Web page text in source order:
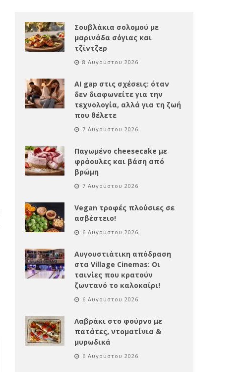
Σουβλάκια σολομού με
μαρινάδα σόγιας και
τζίντζερ
8 Αυγούστου 2026
AI gap στις σχέσεις: όταν
δεν διαφωνείτε για την
τεχνολογία, αλλά για τη ζωή
που θέλετε
7 Αυγούστου 2026
Παγωμένο cheesecake με
φράουλες και βάση από
βρώμη
7 Αυγούστου 2026
Vegan τροφές πλούσιες σε
ασβέστειο!
6 Αυγούστου 2026
Αυγουστιάτικη απόδραση
στα Village Cinemas: Οι
ταινίες που κρατούν
ζωντανό το καλοκαίρι!
6 Αυγούστου 2026
Λαβράκι στο φούρνο με
πατάτες, ντοματίνια &
μυρωδικά
6 Αυγούστου 2026